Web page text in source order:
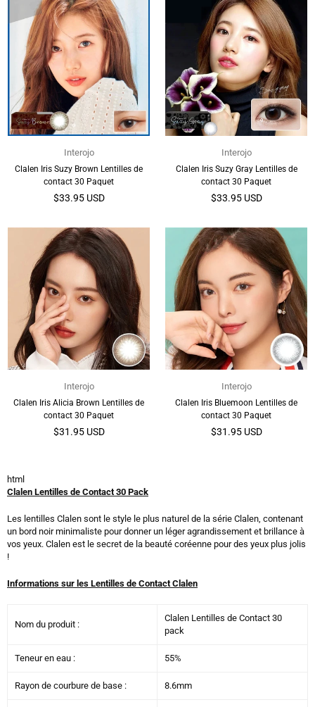
Interojo
Clalen Iris Suzy Brown Lentilles de
contact 30 Paquet
Prix
$33.95 USD
Interojo
Clalen Iris Suzy Gray Lentilles de
contact 30 Paquet
Prix
$33.95 USD
Interojo
Clalen Iris Alicia Brown Lentilles de
contact 30 Paquet
Prix
$31.95 USD
Interojo
Clalen Iris Bluemoon Lentilles de
contact 30 Paquet
Prix
$31.95 USD
html
Clalen Lentilles de Contact 30 Pack
Les lentilles Clalen sont le style le plus naturel de la série Clalen, contenant
un bord noir minimaliste pour donner un léger agrandissement et brillance à
vos yeux. Clalen est le secret de la beauté coréenne pour des yeux plus jolis
!
Informations sur les Lentilles de Contact Clalen
Nom du produit :
Clalen Lentilles de Contact 30
pack
Teneur en eau : 55%
Rayon de courbure de base : 8.6mm